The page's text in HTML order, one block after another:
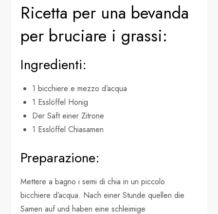
Ricetta per una bevanda
per bruciare i grassi:
Ingredienti:
1 bicchiere e mezzo d’acqua
1 Esslöffel Honig
Der Saft einer Zitrone
1 Esslöffel Chiasamen
Preparazione:
Mettere a bagno i semi di chia in un piccolo
bicchiere d’acqua. Nach einer Stunde quellen die
Samen auf und haben eine schleimige